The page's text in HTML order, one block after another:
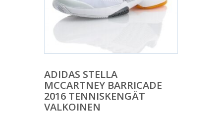
ADIDAS STELLA
MCCARTNEY BARRICADE
2016 TENNISKENGÄT
VALKOINEN